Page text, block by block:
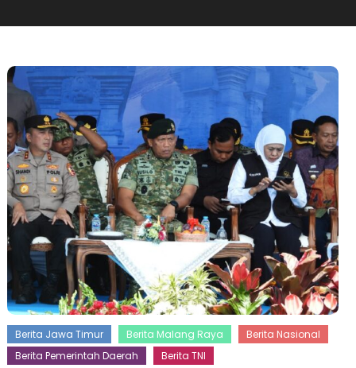
Berita Jawa Timur Berita Malang Raya
Berita Nasional
Berita Pemerintah Daerah
Berita TNI